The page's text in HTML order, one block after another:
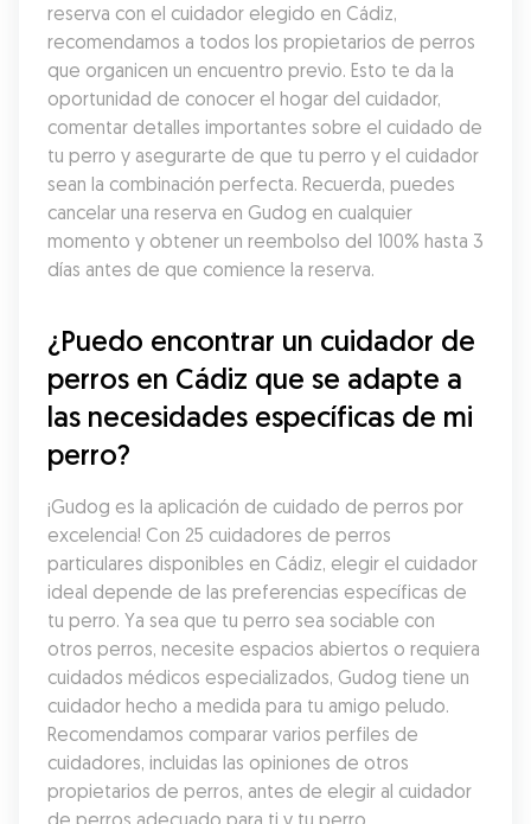
reserva con el cuidador elegido en Cádiz,
recomendamos a todos los propietarios de perros
que organicen un encuentro previo. Esto te da la
oportunidad de conocer el hogar del cuidador,
comentar detalles importantes sobre el cuidado de
tu perro y asegurarte de que tu perro y el cuidador
sean la combinación perfecta. Recuerda, puedes
cancelar una reserva en Gudog en cualquier
momento y obtener un reembolso del 100% hasta 3
días antes de que comience la reserva.
¿Puedo encontrar un cuidador de
perros en Cádiz que se adapte a
las necesidades específicas de mi
perro?
¡Gudog es la aplicación de cuidado de perros por
excelencia! Con 25 cuidadores de perros
particulares disponibles en Cádiz, elegir el cuidador
ideal depende de las preferencias específicas de
tu perro. Ya sea que tu perro sea sociable con
otros perros, necesite espacios abiertos o requiera
cuidados médicos especializados, Gudog tiene un
cuidador hecho a medida para tu amigo peludo.
Recomendamos comparar varios perfiles de
cuidadores, incluidas las opiniones de otros
propietarios de perros, antes de elegir al cuidador
de perros adecuado para ti y tu perro.